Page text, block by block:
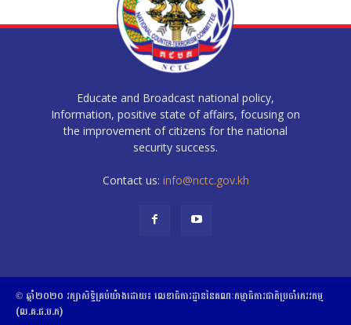
Educate and Broadcast national policy,
Information, positive state of affairs, focusing on
the improvement of citizens for the national
security success.
Contact us: info@nctc.gov.kh
© ឆ្នាំ២០២០​ ​រក្សាសិទ្ធិ​គ្រប់យ៉ាង​ដោយ​៖​ ​លេខាធិការដ្ឋាននៃគណៈកម្មាធិការជាតិប្រចាំភេរវកម្ម
(ល.គ.ជ.ប.ភ)